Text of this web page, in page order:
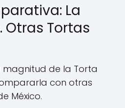
La
Otras Tortas
de la Torta
con otras
México.